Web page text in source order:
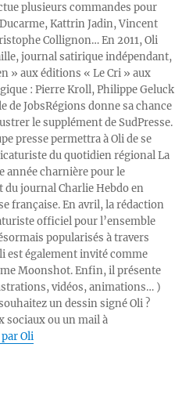
plusieurs commandes pour
Kattrin Jadin, Vincent
Collignon… En 2011, Oli
journal satirique indépendant,
» aux éditions « Le Cri » aux
: Pierre Kroll, Philippe Geluck
de JobsRégions donne sa chance
le supplément de SudPresse.
presse permettra à Oli de se
du quotidien régional La
année charnière pour le
journal Charlie Hebdo en
française. En avril, la rédaction
officiel pour l’ensemble
popularisés à travers
est également invité comme
Moonshot. Enfin, il présente
vidéos, animations… )
un dessin signé Oli ?
sociaux ou un mail à
Oli